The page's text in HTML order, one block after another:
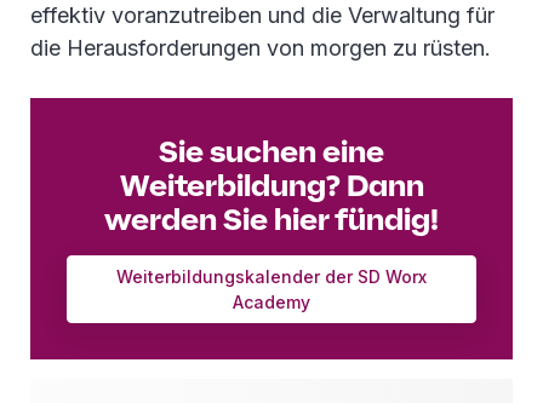
effektiv voranzutreiben und die Verwaltung für
die Herausforderungen von morgen zu rüsten.
Sie suchen eine
Weiterbildung? Dann
werden Sie hier fündig!
Weiterbildungskalender der SD Worx
Academy